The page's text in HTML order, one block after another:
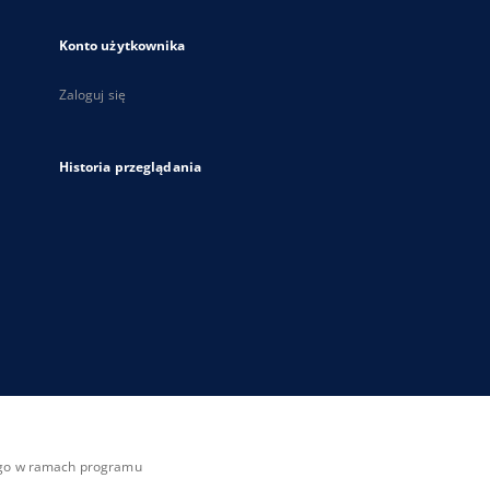
Konto użytkownika
Zaloguj się
Historia przeglądania
w ramach programu